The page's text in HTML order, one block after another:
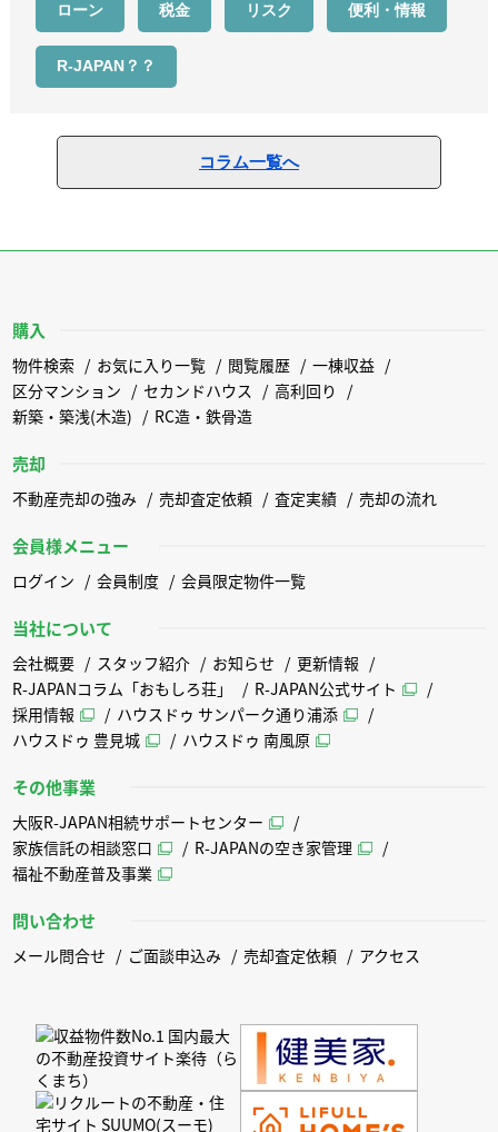
ローン 税金 リスク 便利・情報
R-JAPAN？？
コラム一覧へ
購入
物件検索 お気に入り一覧 閲覧履歴
一棟収益
区分マンション
セカンドハウス
高利回り
新築・築浅(木造)
RC造・鉄骨造
売却
不動産売却の強み 売却査定依頼 査定実績 売却の流れ
会員様メニュー
ログイン 会員制度 会員限定物件一覧
当社について
会社概要 スタッフ紹介 お知らせ
更新情報
R-JAPANコラム「おもしろ荘」
R-JAPAN公式サイト
採用情報
ハウスドゥ サンパーク通り浦添
ハウスドゥ 豊見城
ハウスドゥ 南風原
その他事業
大阪R-JAPAN相続サポートセンター
家族信託の相談窓口
R-JAPANの空き家管理
福祉不動産普及事業
問い合わせ
メール問合せ ご面談申込み 売却査定依頼 アクセス